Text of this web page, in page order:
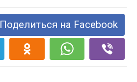
Поделиться на Facebook